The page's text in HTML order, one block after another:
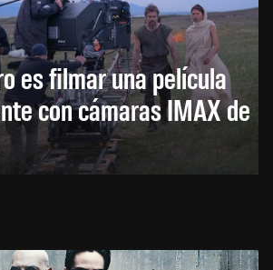
es filmar una película
con cámaras IMAX de